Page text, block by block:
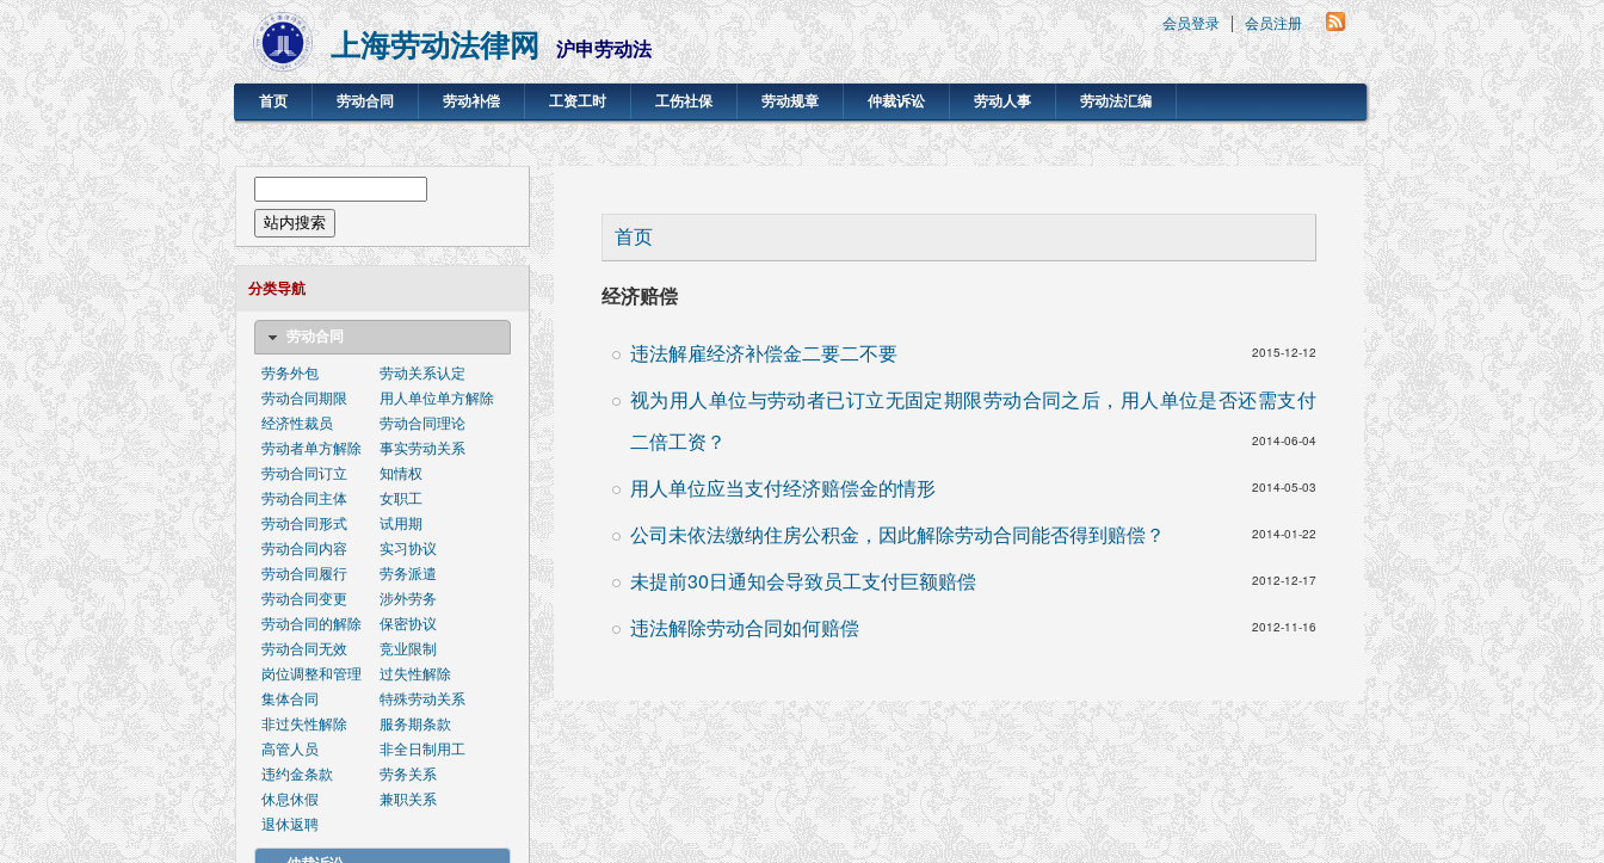
上海劳动法律网 沪申劳动法
会员登录 会员注册
首页 劳动合同 劳动补偿 工资工时 工伤社保 劳动规章 仲裁诉讼 劳动人事 劳动法汇编
分类导航
劳动合同
劳务外包
劳动关系认定
劳动合同期限
用人单位单方解除
经济性裁员
劳动合同理论
劳动者单方解除
事实劳动关系
劳动合同订立
知情权
劳动合同主体
女职工
劳动合同形式
试用期
劳动合同内容
实习协议
劳动合同履行
劳务派遣
劳动合同变更
涉外劳务
劳动合同的解除
保密协议
劳动合同无效
竞业限制
岗位调整和管理
过失性解除
集体合同
特殊劳动关系
非过失性解除
服务期条款
高管人员
非全日制用工
违约金条款
劳务关系
休息休假
兼职关系
退休返聘
你在这里
首页
经济赔偿
违法解雇经济补偿金二要二不要 2015-12-12
视为用人单位与劳动者已订立无固定期限劳动合同之后，用人单位是否还需支付
二倍工资？
2014-06-04
用人单位应当支付经济赔偿金的情形 2014-05-03
公司未依法缴纳住房公积金，因此解除劳动合同能否得到赔偿？ 2014-01-22
未提前30日通知会导致员工支付巨额赔偿 2012-12-17
违法解除劳动合同如何赔偿 2012-11-16